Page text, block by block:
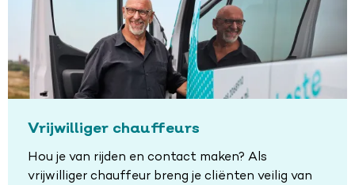
Vrijwilliger chauffeurs
Hou je van rijden en contact maken? Als
vrijwilliger chauffeur breng je cliënten veilig van